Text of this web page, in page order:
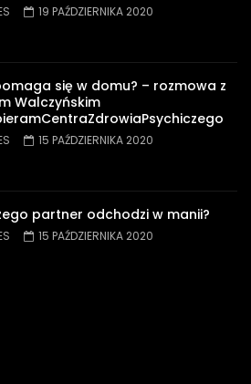
19 PAŹDZIERNIKA 2020
się w domu? – rozmowa z
Walczyńskim
15 PAŹDZIERNIKA 2020
partner odchodzi w manii?
15 PAŹDZIERNIKA 2020